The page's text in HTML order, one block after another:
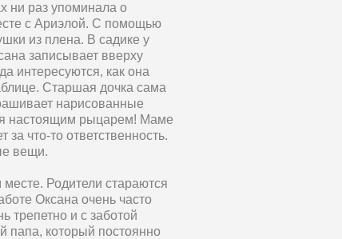
ни раз упоминала о
с Ариэлой. С помощью
из плена. В садике у
записывает вверху
интересуются, как она
Старшая дочка сама
нарисованные
настоящим рыцарем! Маме
что-то ответственность.
вещи.
Родители стараются
Оксана очень часто
трепетно и с заботой
папа, который постоянно